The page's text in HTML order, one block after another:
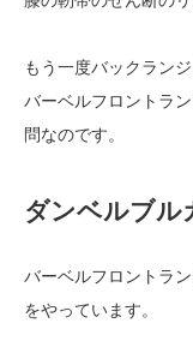
もう一度バックラン
バーベルフロントラ
問なのです。
ダンベルブル
バーベルフロントラ
をやっています。